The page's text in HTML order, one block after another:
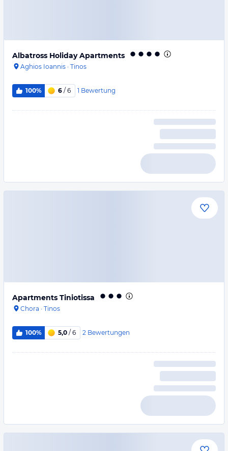
Albatross Holiday Apartments
Aghios Ioannis · Tinos
100% 6 / 6 1 Bewertung
Apartments Tiniotissa
Chora · Tinos
100% 5,0 / 6 2 Bewertungen